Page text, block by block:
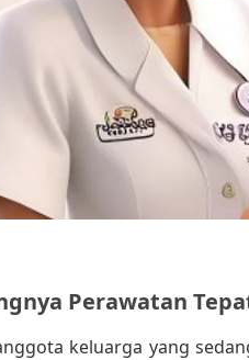
Perawatan
keluarga yang